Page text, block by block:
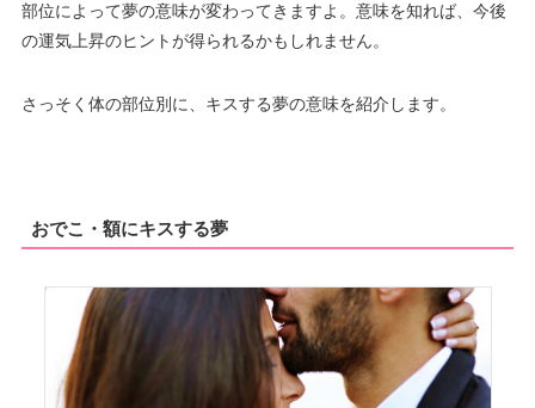
部位によって夢の意味が変わってきますよ。意味を知れば、今後
の運気上昇のヒントが得られるかもしれません。
さっそく体の部位別に、キスする夢の意味を紹介します。
おでこ・額にキスする夢